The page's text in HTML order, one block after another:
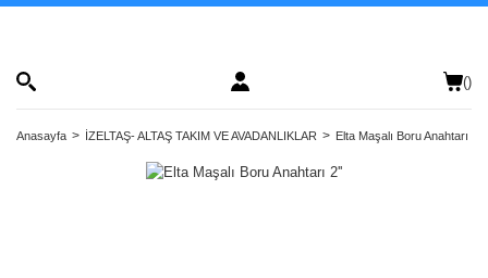
()
Anasayfa İZELTAŞ- ALTAŞ TAKIM VE AVADANLIKLAR Elta Maşalı Boru Anahtarı 2''